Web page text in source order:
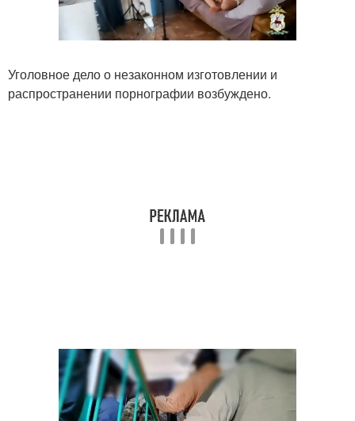
Уголовное дело о незаконном изготовлении и
распространении порнографии возбуждено.